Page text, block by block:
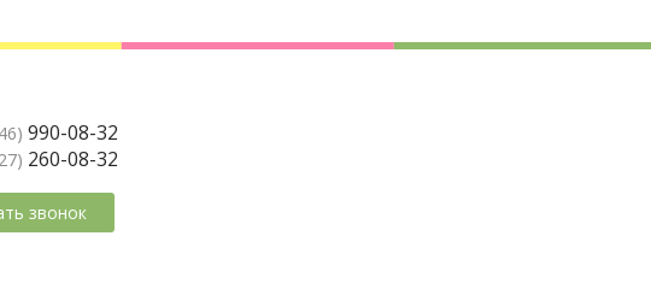
990-08-32
260-08-32
звонок